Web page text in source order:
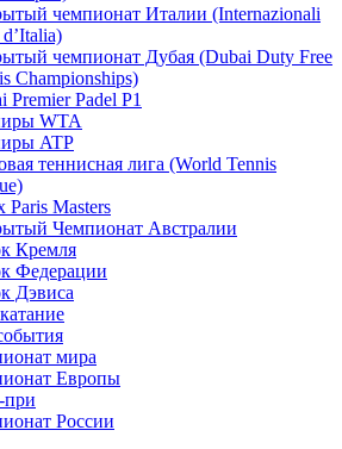
чемпионат Италии (Internazionali
чемпионат Дубая (Dubai Duty Free
Championships)
Premier Padel P1
WTA
ATP
теннисная лига (World Tennis
Paris Masters
Чемпионат Австралии
Кремля
Федерации
Дэвиса
мира
Европы
при
России